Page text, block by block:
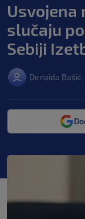
Usvojena
slučaju
Sebiji
Denaida Bašić